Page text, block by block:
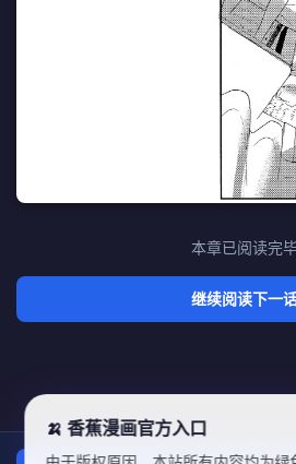
本章已阅读完
继续阅读下一
🍌 香蕉漫画官方入口
由于版权原因，本站所有内容均为